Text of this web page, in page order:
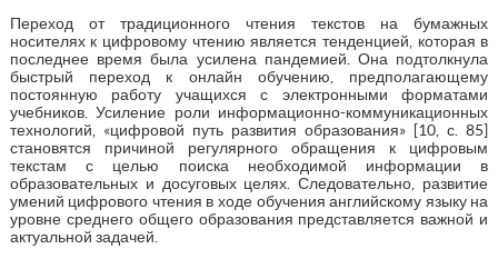
Переход от традиционного чтения текстов на бумажных
носителях к цифровому чтению является тенденцией, которая в
последнее время была усилена пандемией. Она подтолкнула
быстрый переход к онлайн обучению, предполагающему
постоянную работу учащихся с электронными форматами
учебников. Усиление роли информационно-коммуникационных
технологий, «цифровой путь развития образования» [10, с. 85]
становятся причиной регулярного обращения к цифровым
текстам с целью поиска необходимой информации в
образовательных и досуговых целях. Следовательно, развитие
умений цифрового чтения в ходе обучения английскому языку на
уровне среднего общего образования представляется важной и
актуальной задачей.